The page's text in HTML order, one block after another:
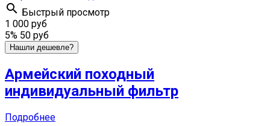
 Быстрый просмотр
1 000 руб
5% 50 руб
Нашли дешевле?
Армейский походный
индивидуальный фильтр
Подробнее